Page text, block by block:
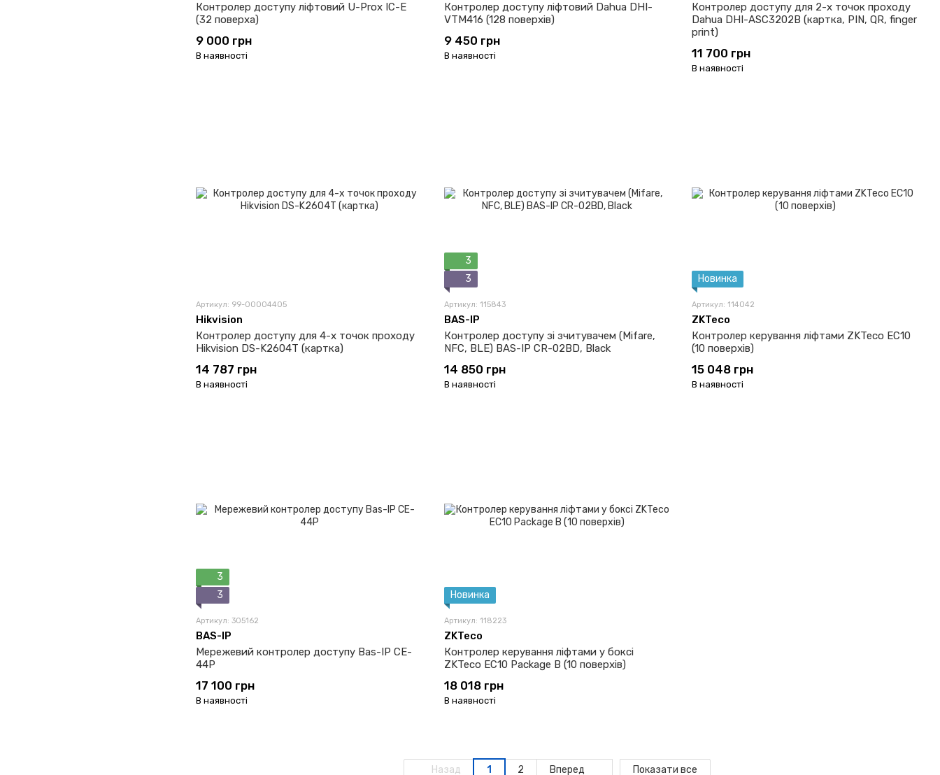
Контролер доступу ліфтовий U-Prox IC-E
(32 поверха)
9 000 грн
В наявності
Контролер доступу ліфтовий Dahua DHI-
VTM416 (128 поверхів)
9 450 грн
В наявності
Контролер доступу для 2-х точок проходу
Dahua DHI-ASC3202B (картка, PIN, QR, finger
print)
11 700 грн
В наявності
Артикул: 99-00004405
Hikvision
Контролер доступу для 4-х точок проходу
Hikvision DS-K2604T (картка)
14 787 грн
В наявності
3
3
Артикул: 115843
BAS-IP
Контролер доступу зі зчитувачем (Mifare,
NFC, BLE) BAS-IP CR-02BD, Black
14 850 грн
В наявності
Новинка
Артикул: 114042
ZKTeco
Контролер керування ліфтами ZKTeco EC10
(10 поверхів)
15 048 грн
В наявності
3
3
Артикул: 305162
BAS-IP
Мережевий контролер доступу Bas-IP CE-
44P
17 100 грн
В наявності
Новинка
Артикул: 118223
ZKTeco
Контролер керування ліфтами у боксі
ZKTeco EC10 Package B (10 поверхів)
18 018 грн
В наявності
Назад 1 2 Вперед Показати все